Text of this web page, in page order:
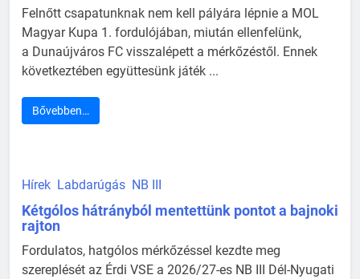
Felnőtt csapatunknak nem kell pályára lépnie a MOL
Magyar Kupa 1. fordulójában, miután ellenfelünk,
a Dunaújváros FC visszalépett a mérkőzéstől. Ennek
következtében együttesünk játék ...
Bővebben…
Hírek Labdarúgás NB III
Kétgólos hátrányból mentettünk pontot a bajnoki
rajton
Fordulatos, hatgólos mérkőzéssel kezdte meg
szereplését az Érdi VSE a 2026/27-es NB III Dél-Nyugati